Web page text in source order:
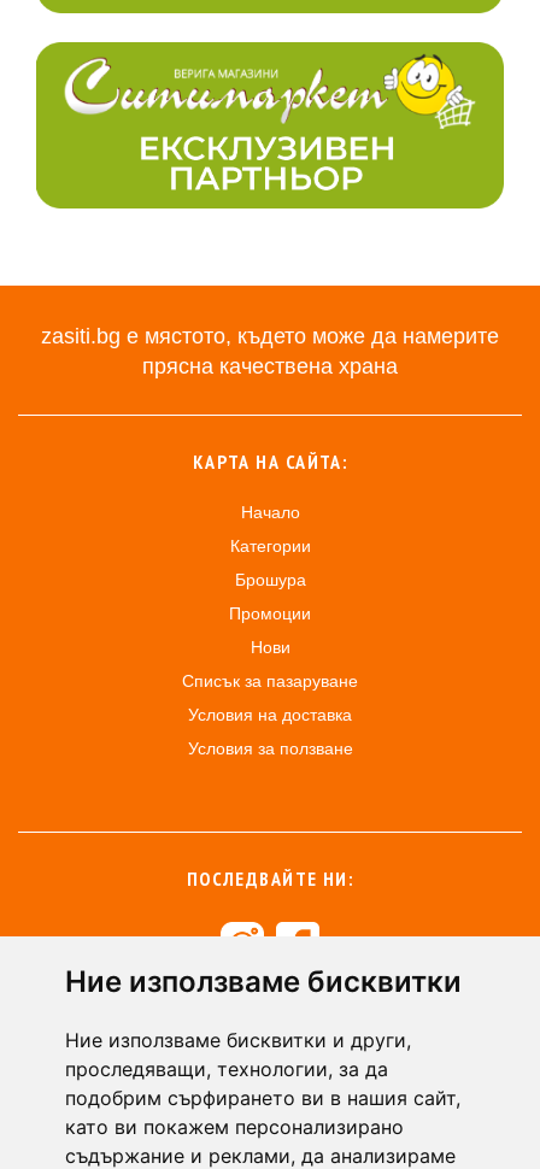
Ние използваме бисквитки
Ние използваме бисквитки и други,
проследяващи, технологии, за да
подобрим сърфирането ви в нашия сайт,
като ви покажем персонализирано
съдържание и реклами, да анализираме
zasiti.bg е мястото, където може да намерите
прясна качествена храна
КАРТА НА САЙТА:
Начало
Категории
Брошура
Промоции
Нови
Списък за пазаруване
Условия на доставка
Условия за ползване
ПОСЛЕДВАЙТЕ НИ:
+359 894 49 0144
support@zasiti.bg